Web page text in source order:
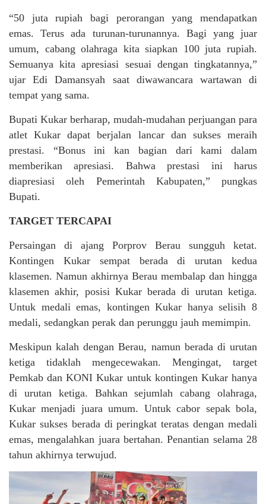
“50 juta rupiah bagi perorangan yang mendapatkan
emas. Terus ada turunan-turunannya. Bagi yang juar
umum, cabang olahraga kita siapkan 100 juta rupiah.
Semuanya kita apresiasi sesuai dengan tingkatannya,”
ujar Edi Damansyah saat diwawancara wartawan di
tempat yang sama.
Bupati Kukar berharap, mudah-mudahan perjuangan para
atlet Kukar dapat berjalan lancar dan sukses meraih
prestasi. “Bonus ini kan bagian dari kami dalam
memberikan apresiasi. Bahwa prestasi ini harus
diapresiasi oleh Pemerintah Kabupaten,” pungkas
Bupati.
TARGET TERCAPAI
Persaingan di ajang Porprov Berau sungguh ketat.
Kontingen Kukar sempat berada di urutan kedua
klasemen. Namun akhirnya Berau membalap dan hingga
klasemen akhir, posisi Kukar berada di urutan ketiga.
Untuk medali emas, kontingen Kukar hanya selisih 8
medali, sedangkan perak dan perunggu jauh memimpin.
Meskipun kalah dengan Berau, namun berada di urutan
ketiga tidaklah mengecewakan. Mengingat, target
Pemkab dan KONI Kukar untuk kontingen Kukar hanya
di urutan ketiga. Bahkan sejumlah cabang olahraga,
Kukar menjadi juara umum. Untuk cabor sepak bola,
Kukar sukses berada di peringkat teratas dengan medali
emas, mengalahkan juara bertahan. Penantian selama 28
tahun akhirnya terwujud.